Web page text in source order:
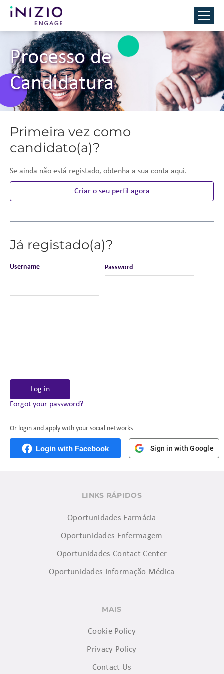
Processo de
Candidatura
Primeira vez como
candidato(a)?
Se ainda não está registado, obtenha a sua conta aqui.
Criar o seu perfil agora
Já registado(a)?
Username Password
Log in
Forgot your password?
Or login and apply with your social networks
Login with Facebook Sign in with Google
LINKS RÁPIDOS
Oportunidades Farmácia
Oportunidades Enfermagem
Oportunidades Contact Center
Oportunidades Informação Médica
MAIS
Cookie Policy
Privacy Policy
Contact Us